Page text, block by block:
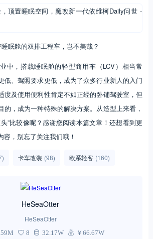
眠舱的双排工程车，岂不美哉？
中，搭载睡眠舱的轻型商用车（LCV）相当常
低、驾照要求更低，成为了众多行业新人的入门
度及使用便利性肯定不如正经的卧铺驾驶室，但
的，成为一种特殊的解决方案。从造型上来看，
”比较像呢？感谢您阅读本篇文章！还想看到更
容，别忘了关注我们哦！
卡车改装 (98) 欧系轻客 (160)
HeSeaOtter
HeSeaOtter
8 32.17W ￥66.67W